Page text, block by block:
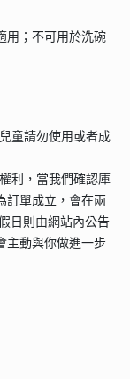
用；不可用於洗碗
童請勿使用或者成
利，當我們確認庫
訂單成立，會在兩
日則由網站內公告
主動與你做進一步